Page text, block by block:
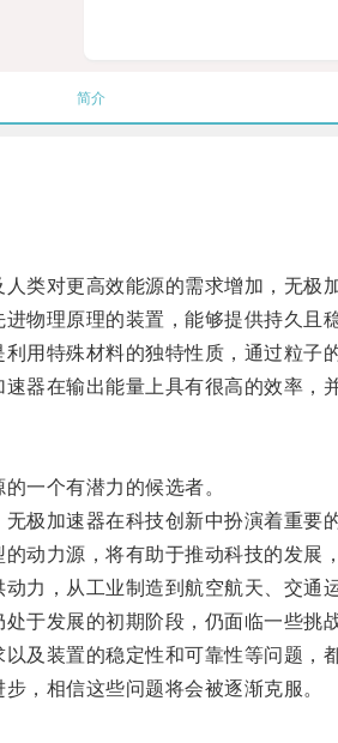
简介
对更高效能源的需求增加，无极
理原理的装置，能够提供持久且稳
特殊材料的独特性质，通过粒子的
在输出能量上具有很高的效率，并
一个有潜力的候选者。
加速器在科技创新中扮演着重要的
力源，将有助于推动科技的发展，
，从工业制造到航空航天、交通
发展的初期阶段，仍面临一些挑战
装置的稳定性和可靠性等问题，都
相信这些问题将会被逐渐克服。